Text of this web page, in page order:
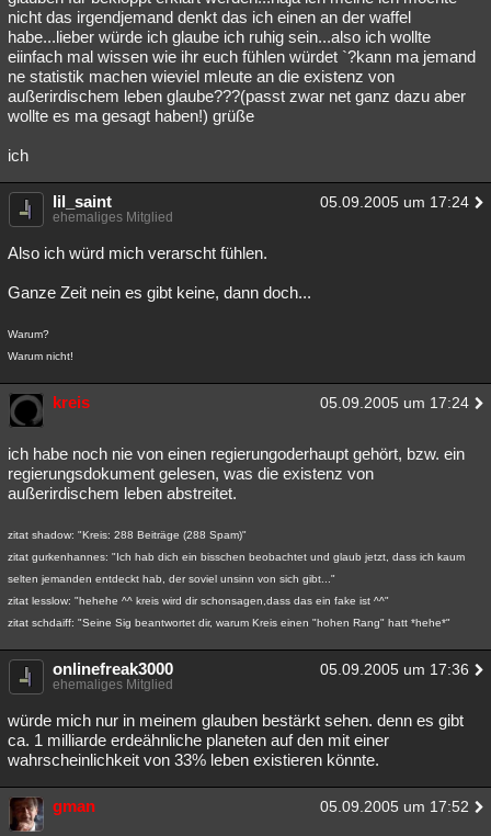
Astronomie Helpdesk Gruppen Gaming Filme
Musik Clash Verbesserungen Allmystery English
Übersichten
Besucht Teilgenommen Alle
Lesenswert
nicht das irgendjemand denkt das ich einen an der waffel
habe...lieber würde ich glaube ich ruhig sein...also ich wollte
eiinfach mal wissen wie ihr euch fühlen würdet `?kann ma jemand
ne statistik machen wieviel mleute an die existenz von
außerirdischem leben glaube???(passt zwar net ganz dazu aber
wollte es ma gesagt haben!) grüße
ich
lil_saint 05.09.2005 um 17:24
ehemaliges Mitglied
Also ich würd mich verarscht fühlen.
Ganze Zeit nein es gibt keine, dann doch...
Warum?
Warum nicht!
kreis 05.09.2005 um 17:24
ich habe noch nie von einen regierungoderhaupt gehört, bzw. ein
regierungsdokument gelesen, was die existenz von
außerirdischem leben abstreitet.
zitat shadow: "Kreis: 288 Beiträge (288 Spam)"
zitat gurkenhannes: "Ich hab dich ein bisschen beobachtet und glaub jetzt, dass ich kaum
selten jemanden entdeckt hab, der soviel unsinn von sich gibt..."
zitat lesslow: "hehehe ^^ kreis wird dir schonsagen,dass das ein fake ist ^^"
zitat schdaiff: "Seine Sig beantwortet dir, warum Kreis einen "hohen Rang" hatt *hehe*"
onlinefreak3000 05.09.2005 um 17:36
ehemaliges Mitglied
würde mich nur in meinem glauben bestärkt sehen. denn es gibt
ca. 1 milliarde erdeähnliche planeten auf den mit einer
wahrscheinlichkeit von 33% leben existieren könnte.
gman 05.09.2005 um 17:52